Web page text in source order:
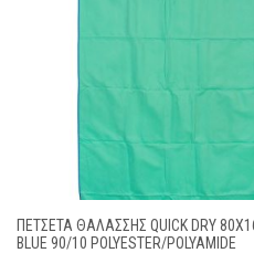
ΠΕΤΣΈΤΑ ΘΑΛΆΣΣΗΣ QUICK DRY
BLUE 90/10 POLYESTER/POLYAMIDE